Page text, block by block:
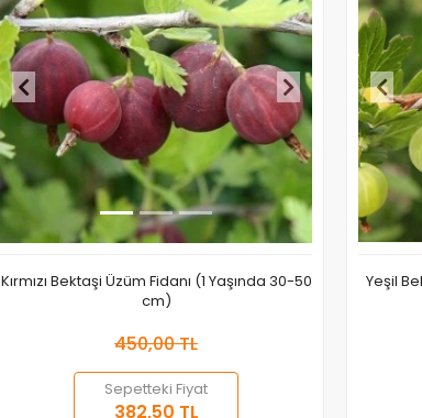
Kırmızı Bektaşi Üzüm Fidanı (1 Yaşında 30-50
cm)
450,00 TL
Sepetteki Fiyat
382,50 TL
Sepete Ekle
Yeşil